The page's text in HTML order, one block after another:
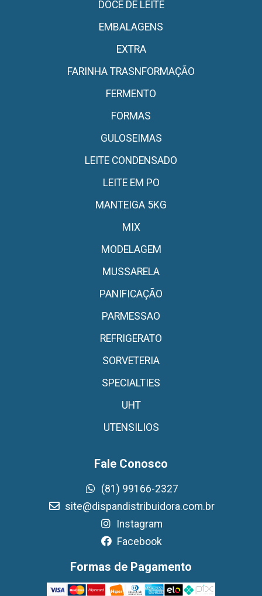
DOCE DE LEITE
EMBALAGENS
EXTRA
FARINHA TRASNFORMAÇÃO
FERMENTO
FORMAS
GULOSEIMAS
LEITE CONDENSADO
LEITE EM PO
MANTEIGA 5KG
MIX
MODELAGEM
MUSSARELA
PANIFICAÇÃO
PARMESSAO
REFRIGERATO
SORVETERIA
SPECIALTIES
UHT
UTENSILIOS
Fale Conosco
(81) 99166-2327
site@dispandistribuidora.com.br
Instagram
Facebook
Formas de Pagamento